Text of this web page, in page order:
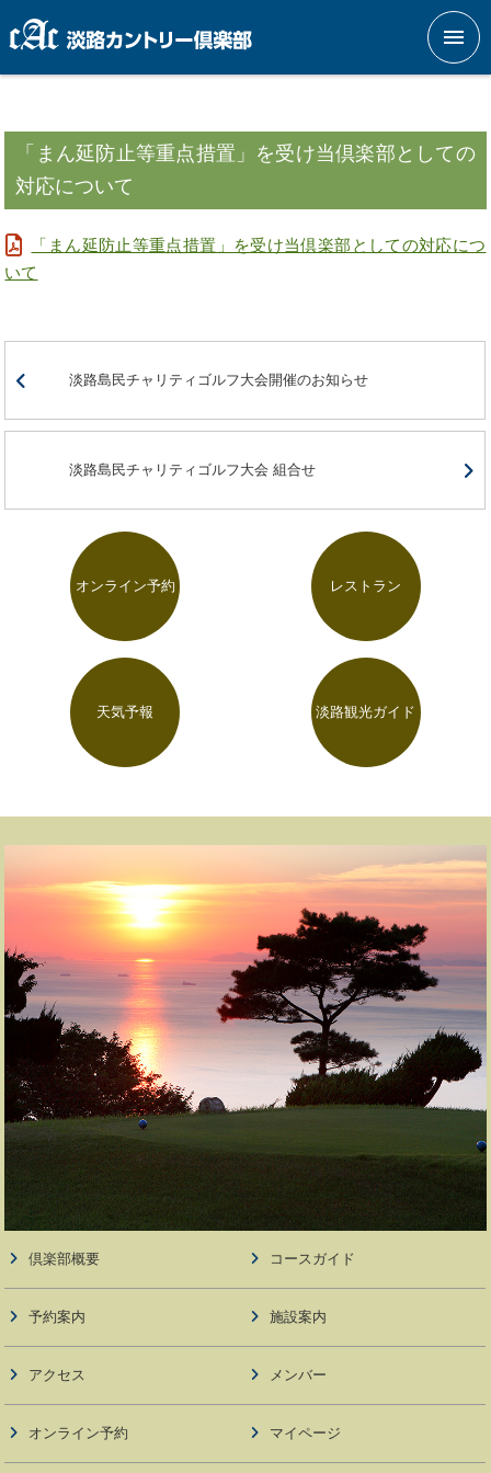
メニ
「まん延防止等重点措置」を受け当倶楽部としての
対応について
「まん延防止等重点措置」を受け当倶楽部としての対応につ
いて
淡路島民チャリティゴルフ大会開催のお知らせ
淡路島民チャリティゴルフ大会 組合せ
オンライン予約 レストラン
天気予報 淡路観光ガイド
倶楽部概要 コースガイド
予約案内 施設案内
アクセス メンバー
オンライン予約 マイページ